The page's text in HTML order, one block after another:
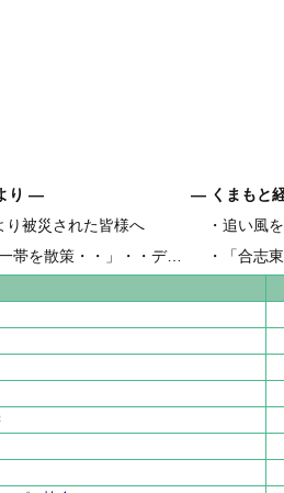
り ―
り被災された皆様へ
・・」・・デジカメ松岡の昼散策
― くまもと
・追い風
県内地域
・
「合志
県内工業